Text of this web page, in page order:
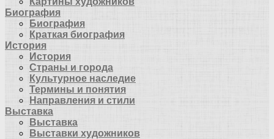
Биография
Биография
Краткая биография
История
История
Страны и города
Культурное наследие
Термины и понятия
Направления и стили
Выставка
Выставка
Выставки художников